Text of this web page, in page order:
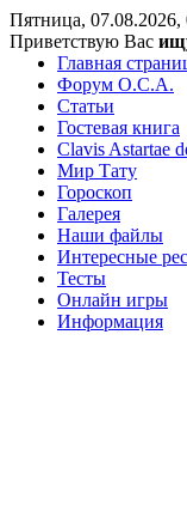
Пятница, 07.08.2026,
Приветствую Вас
Главная
Форум O.C.A.
Статьи
Гостевая книга
Clavis Astartae
Мир Тату
Гороскоп
Галерея
Наши файлы
Интересные
Тесты
Онлайн игры
Информация